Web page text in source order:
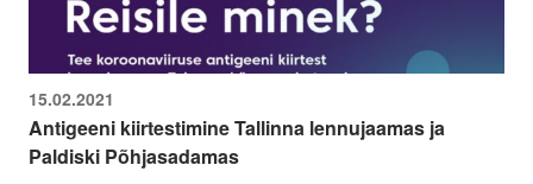
15.02.2021
Antigeeni kiirtestimine Tallinna lennujaamas ja
Paldiski Põhjasadamas